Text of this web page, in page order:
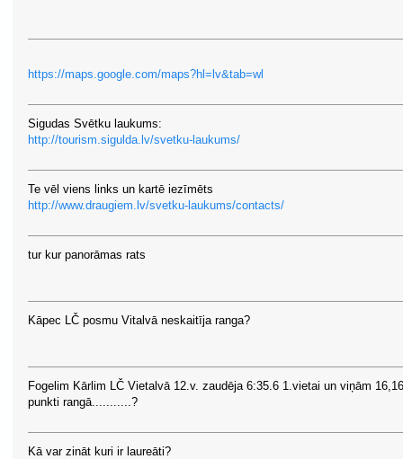
https://maps.google.com/maps?hl=lv&tab=wl
Sigudas Svētku laukums:
http://tourism.sigulda.lv/svetku-laukums/
Te vēl viens links un kartē iezīmēts
http://www.draugiem.lv/svetku-laukums/contacts/
tur kur panorāmas rats
Kāpec LČ posmu Vitalvā neskaitīja ranga?
Fogelim Kārlim LČ Vietalvā 12.v. zaudēja 6:35.6 1.vietai un viņām 16,16
punkti rangā...........?
Kā var zināt kuri ir laureāti?